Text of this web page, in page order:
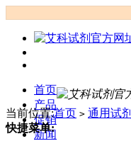
首页
产品
促销
新闻
当前位置:首页 > 通用试剂
快捷菜单: